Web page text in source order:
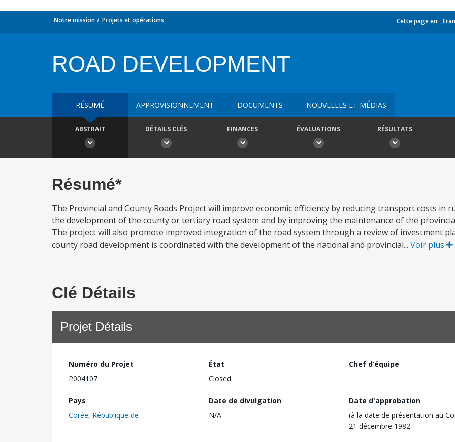
Notre mission Projets et opérations Cette page en:
ROAD DEVELOPMENT
RÉSUMÉ APPROVISIONNEMENT DOCUMENTS NOUVELLES ET MÉDIAS
ABSTRAIT DÉTAILS CLÉS FINANCES ÉVALUATIONS RÉSULTATS
Résumé*
The Provincial and County Roads Project will improve economic efficiency by reducing transport costs in
the development of the county or tertiary road system and by improving the maintenance of the
The project will also promote improved integration of the road system through a review of investment
county road development is coordinated with the development of the national and provincial... Voir plus
Clé Détails
Projet Détails
Numéro du Projet
P004107
État
Closed
Chef d’équipe
Pays
Corée, République de
Date de divulgation
N/A
Date d'approbation
(à la date de présentation au
21 décembre 1982